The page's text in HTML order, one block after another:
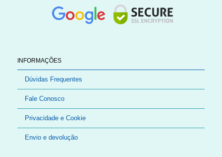
INFORMAÇÕES
Dúvidas Frequentes
Fale Conosco
Privacidade e Cookie
Envio e devolução